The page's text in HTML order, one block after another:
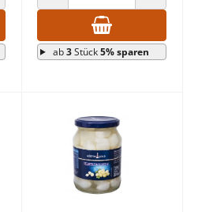
ERHÖHENANZAHL VERRINGERN ANZAHL
ab3Stück5% sparen